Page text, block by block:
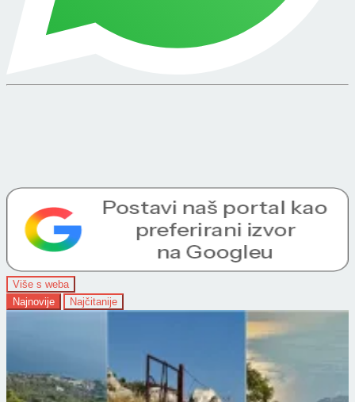
Više s weba
Najnovije
Najčitanije